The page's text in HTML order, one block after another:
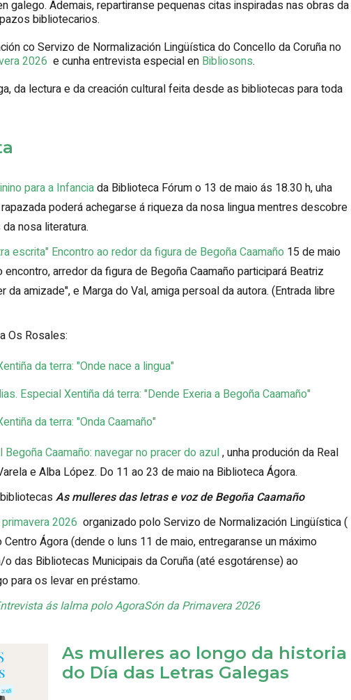
galego. Ademais, repartiranse pequenas citas inspiradas nas obras da
bibliotecarios.
co Servizo de Normalización Lingüística do Concello da Coruña no
2026 e cunha entrevista especial en Bibliosons.
da lectura e da creación cultural feita desde as bibliotecas para toda
para a Infanciada Biblioteca Fórum o 13 de maio ás 18.30 h, uha
poderá achegarse á riqueza da nosa lingua mentres descobre
nosa literatura.
escrita" Encontro ao redor da figura de Begoña Caamaño 15 de maio
arredor da figura de Begoña Caamaño participará Beatriz
da amizade", e Marga do Val, amiga persoal da autora. (Entrada libre
Os Rosales:
da terra: "Onde nace a lingua"
Especial Xentiña dá terra: "Dende Exeria a Begoña Caamaño"
da terra: "Onda Caamaño"
Caamaño: navegar no pracer do azul, unha produción da Real
e Alba López. Do 11 ao 23 de maio na Biblioteca Ágora.
As mulleres das letras e voz de Begoña Caamaño
2026 organizado polo Servizo de Normalización Lingüística (
Ágora (dende o luns 11 de maio, entregaranse un máximo
das Bibliotecas Municipais da Coruña (até esgotárense) ao
para os levar en préstamo.
ás Ialma polo AgoraSón da Primavera 2026
As mulleres ao longo da historia
do Día das Letras Galegas